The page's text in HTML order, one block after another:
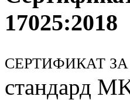
17025:2018
СЕРТИФИКАТ
стандард